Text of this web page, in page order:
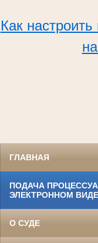
Как
ГЛАВНАЯ
ПОДАЧА
ЭЛЕКТРОННОМ ВИДЕ
О СУДЕ